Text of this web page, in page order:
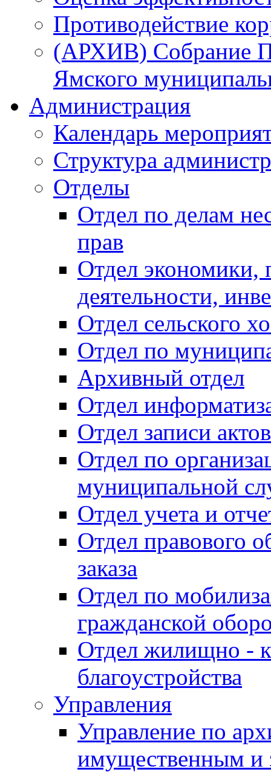
Противодействие
(АРХИВ) Собрание
Ямского
Администрация
Календарь
Структура
Отделы
Отдел по делам
прав
Отдел экономики,
деятельности,
Отдел сельского
Отдел по
Архивный отдел
Отдел
Отдел записи
Отдел по
муниципальной
Отдел учета и
Отдел правового
заказа
Отдел по
гражданской
Отдел жилищно -
благоустройства
Управления
Управление по
имущественным и